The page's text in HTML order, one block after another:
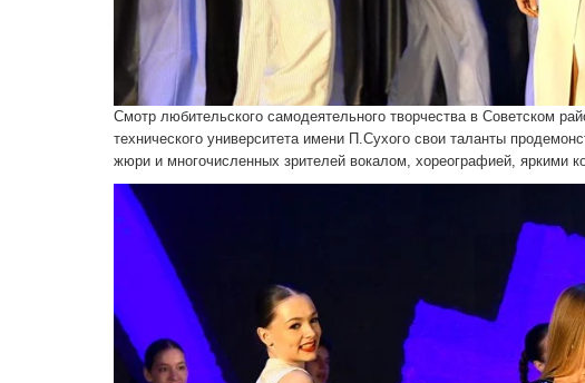
Смотр любительского самодея­тельного творчества в Советском
технического университета имени П.Сухого свои таланты
жюри и многочисленных зрите­лей вокалом, хореографией, яркими